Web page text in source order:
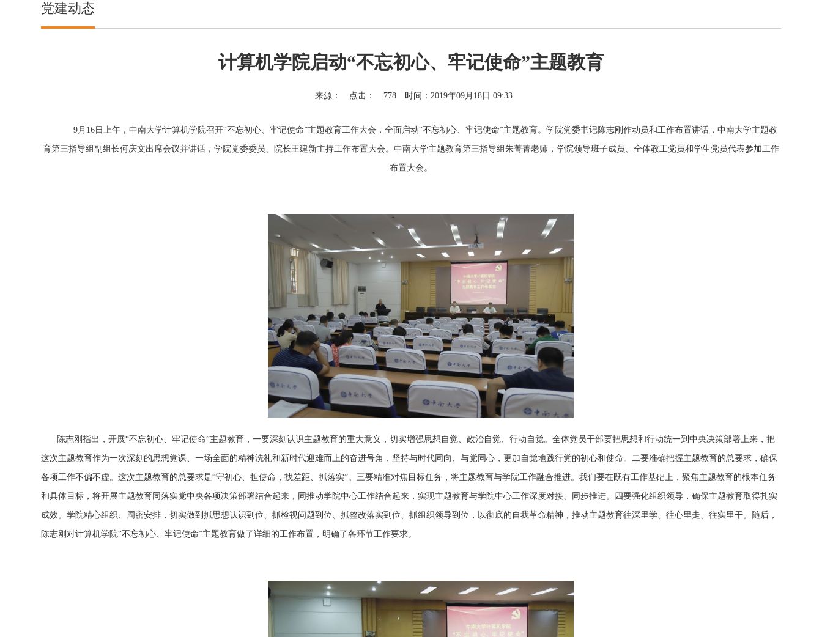
党建动态
计算机学院启动“不忘初心、牢记使命”主题教育
来源： 点击： 778 时间：2019年09月18日 09:33
9月16 日上午，中南大学计算机学院召开“不忘初心、牢记使命”主题教育工作大会，全面 启动“不忘初心、牢记使命”主题教育。学院党委书记陈志刚作动员和工作布置讲话 ，中南大学主题教
育第三指导组副组长何庆文出席会议并讲话， 学院党委委员、院长王建新主持工作布置大会。 中南大学主题教育第三指导组朱菁菁老师，学院领导班子成员、 全体教工党员和学生党员代表参加工作
布置大会。
陈志刚指出，开展“不忘初心、牢记使命”主题教育 ，一要深刻认识主题教育的重大意义，切实增强思想自觉、政治自觉、行动自觉。全体党员干部要把思想和行动统一到中央决策部署上来，把
这次主题教育作为一次深刻的思想党课、一场全面的精神洗礼和新时代迎难而上的奋进号角，坚持与时代同向、与党同心，更加自觉地践行党的初心和使命。二要准确把握主题教育的总要求，确保
各项工作不偏不虚。这次主题教育的总要求是“守初心、担使命，找差距、抓落实”。三要精准对焦目标任务，将主题教育与学院工作融合推进。我们要在既有工作基础上，聚焦主题教育的根本任务
和具体目标，将开展主题教育同落实党中央各项决策部署结合起来，同推动学院中心工作结合起来，实现主题教育与学院中心工作深度对接、同步推进。四要强化组织领导，确保主题教育取得扎实
成效。学院精心组织、周密安排，切实做到抓思想认识到位、抓检视问题到位、抓整改落实到位、抓组织领导到位，以彻底的自我革命精神，推动主题教育往深里学、往心里走、往实里干。 随后，
陈志刚对计算机学院“不忘初心、牢记使命”主题教育做了详细的工作布置，明确了各环节工作要求。